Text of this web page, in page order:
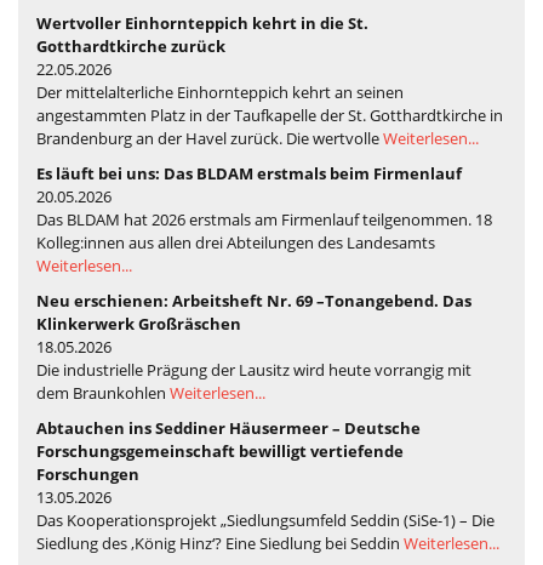
Wertvoller Einhornteppich kehrt in die St.
Gotthardtkirche zurück
22.05.2026
Der mittelalterliche Einhornteppich kehrt an seinen
angestammten Platz in der Taufkapelle der St. Gotthardtkirche in
Brandenburg an der Havel zurück. Die wertvolleWeiterlesen...
Es läuft bei uns: Das BLDAM erstmals beim Firmenlauf
20.05.2026
Das BLDAM hat 2026 erstmals am Firmenlauf teilgenommen. 18
Kolleg:innen aus allen drei Abteilungen des Landesamts
Weiterlesen...
Neu erschienen: Arbeitsheft Nr. 69 –Tonangebend. Das
Klinkerwerk Großräschen
18.05.2026
Die industrielle Prägung der Lausitz wird heute vorrangig mit
dem Braunkohlen Weiterlesen...
Abtauchen ins Seddiner Häusermeer – Deutsche
Forschungsgemeinschaft bewilligt vertiefende
Forschungen
13.05.2026
Das Kooperationsprojekt „Siedlungsumfeld Seddin (SiSe-1) – Die
Siedlung des ‚König Hinz‘? Eine Siedlung bei Seddin Weiterlesen...